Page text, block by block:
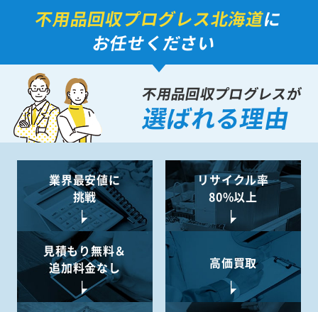
不用品回収プログレス北海道に
お任せください
不用品回収プログレスが
選ばれる理由
業界最安値に
挑戦
リサイクル率
80%以上
見積もり無料＆
追加料金なし
高価買取